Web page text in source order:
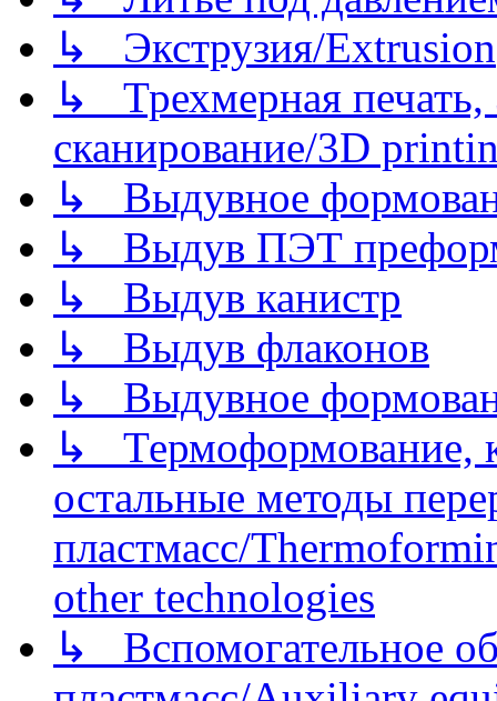
↳ Экструзия/Extrusion
↳ Трехмерная
сканирование/3D
↳ Выдувное
↳ Выдув ПЭТ
↳ Выдув канистр
↳ Выдув флаконов
↳ Выдувное
↳ Термоформование,
остальные методы
пластмасс/
other technologies
↳ Вспомогательное